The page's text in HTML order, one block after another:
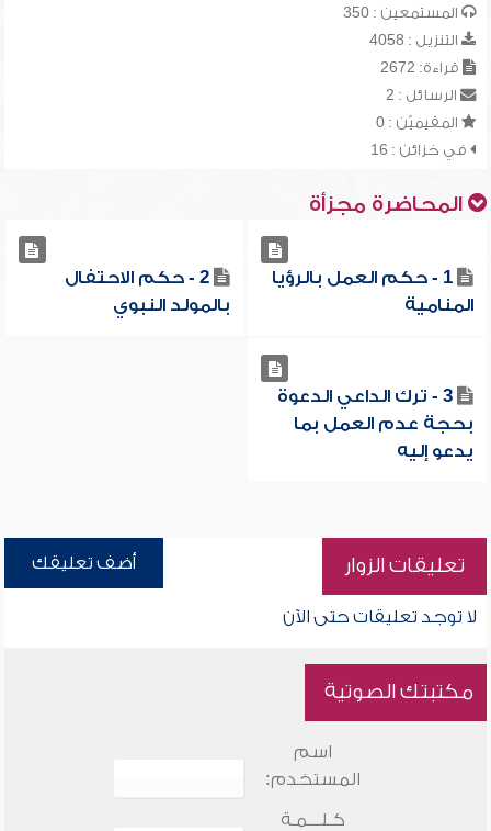
المستمعين : 350
التنزيل : 4058
قراءة: 2672
الرسائل : 2
المقيميّن : 0
في خزائن : 16
المحاضرة مجزأة
1 - حكم العمل بالرؤيا
المنامية
2 - حكم الاحتفال
بالمولد النبوي
3 - ترك الداعي الدعوة
بحجة عدم العمل بما
يدعو إليه
تعليقات الزوار أضف تعليقك
لا توجد تعليقات حتى الآن
مكتبتك الصوتية
اسم
المستخدم:
كـلـــمـة